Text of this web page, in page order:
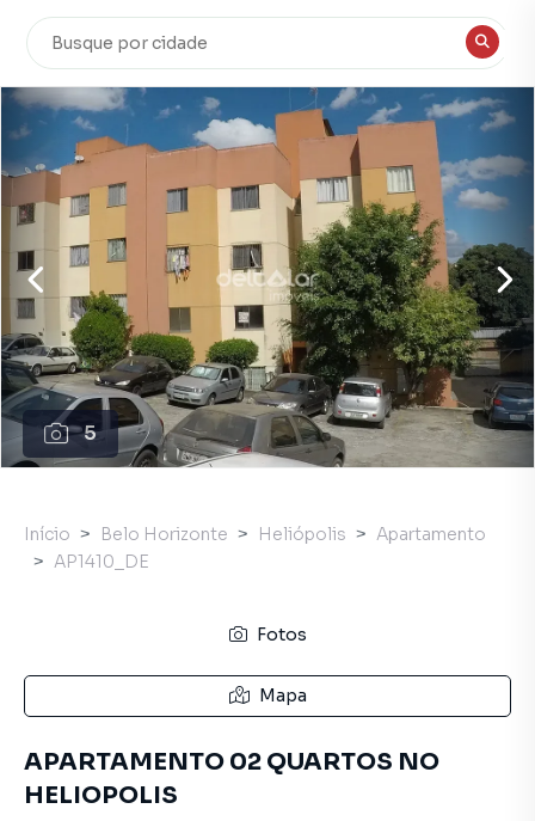
5
Início Belo Horizonte Heliópolis
Apartamento
AP1410_DE
Fotos
Mapa
APARTAMENTO 02 QUARTOS NO
HELIOPOLIS